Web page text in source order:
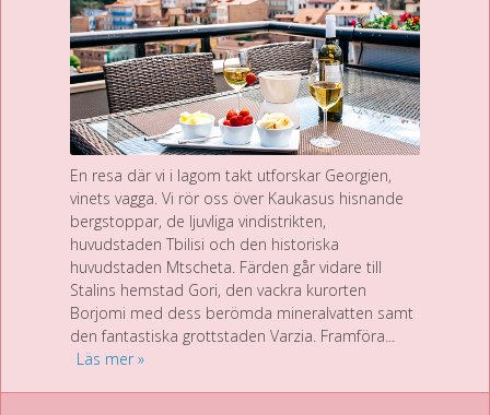
En resa där vi i lagom takt utforskar Georgien,
vinets vagga. Vi rör oss över Kaukasus hisnande
bergstoppar, de ljuvliga vindistrikten,
huvudstaden Tbilisi och den historiska
huvudstaden Mtscheta. Färden går vidare till
Stalins hemstad Gori, den vackra kurorten
Borjomi med dess berömda mineralvatten samt
den fantastiska grottstaden Varzia. Framföra...
Läs mer